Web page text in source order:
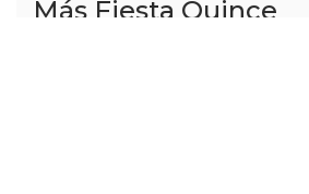
Más Fiesta Quince